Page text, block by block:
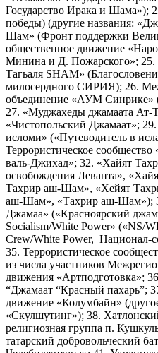
Государство Ирака и Шама»);
победы) (другие названия:
Шам» (Фронт поддержки
общественное движение
Минина и Д. Пожарского»; 25.
Тагьаля SHAM»
милосердного СИРИЯ); 26.
объединение «АУМ Синрике»
27. «Муджахеды джамаата Ат-
«Чистопольский Джамаат»;
исломи» («Путеводитель в
Террористическое
валь-Джихад»; 32. «Хайят
освобождения Леванта»,
Тахрир аш-Шам», «Хейят
аш-Шам», «Тахрир аш-Шам»);
Джамаа» («Красноярский
Socialism/White Power» («NS/
Crew/White Power, Национал-
35. Террористическое
из числа участников
движения «Артподготовка»;
“Джамаат “Красный пахарь”;
движение «Колумбайн»
«Скулшутинг»); 38.
религиозная группа п.
татарский добровольческий